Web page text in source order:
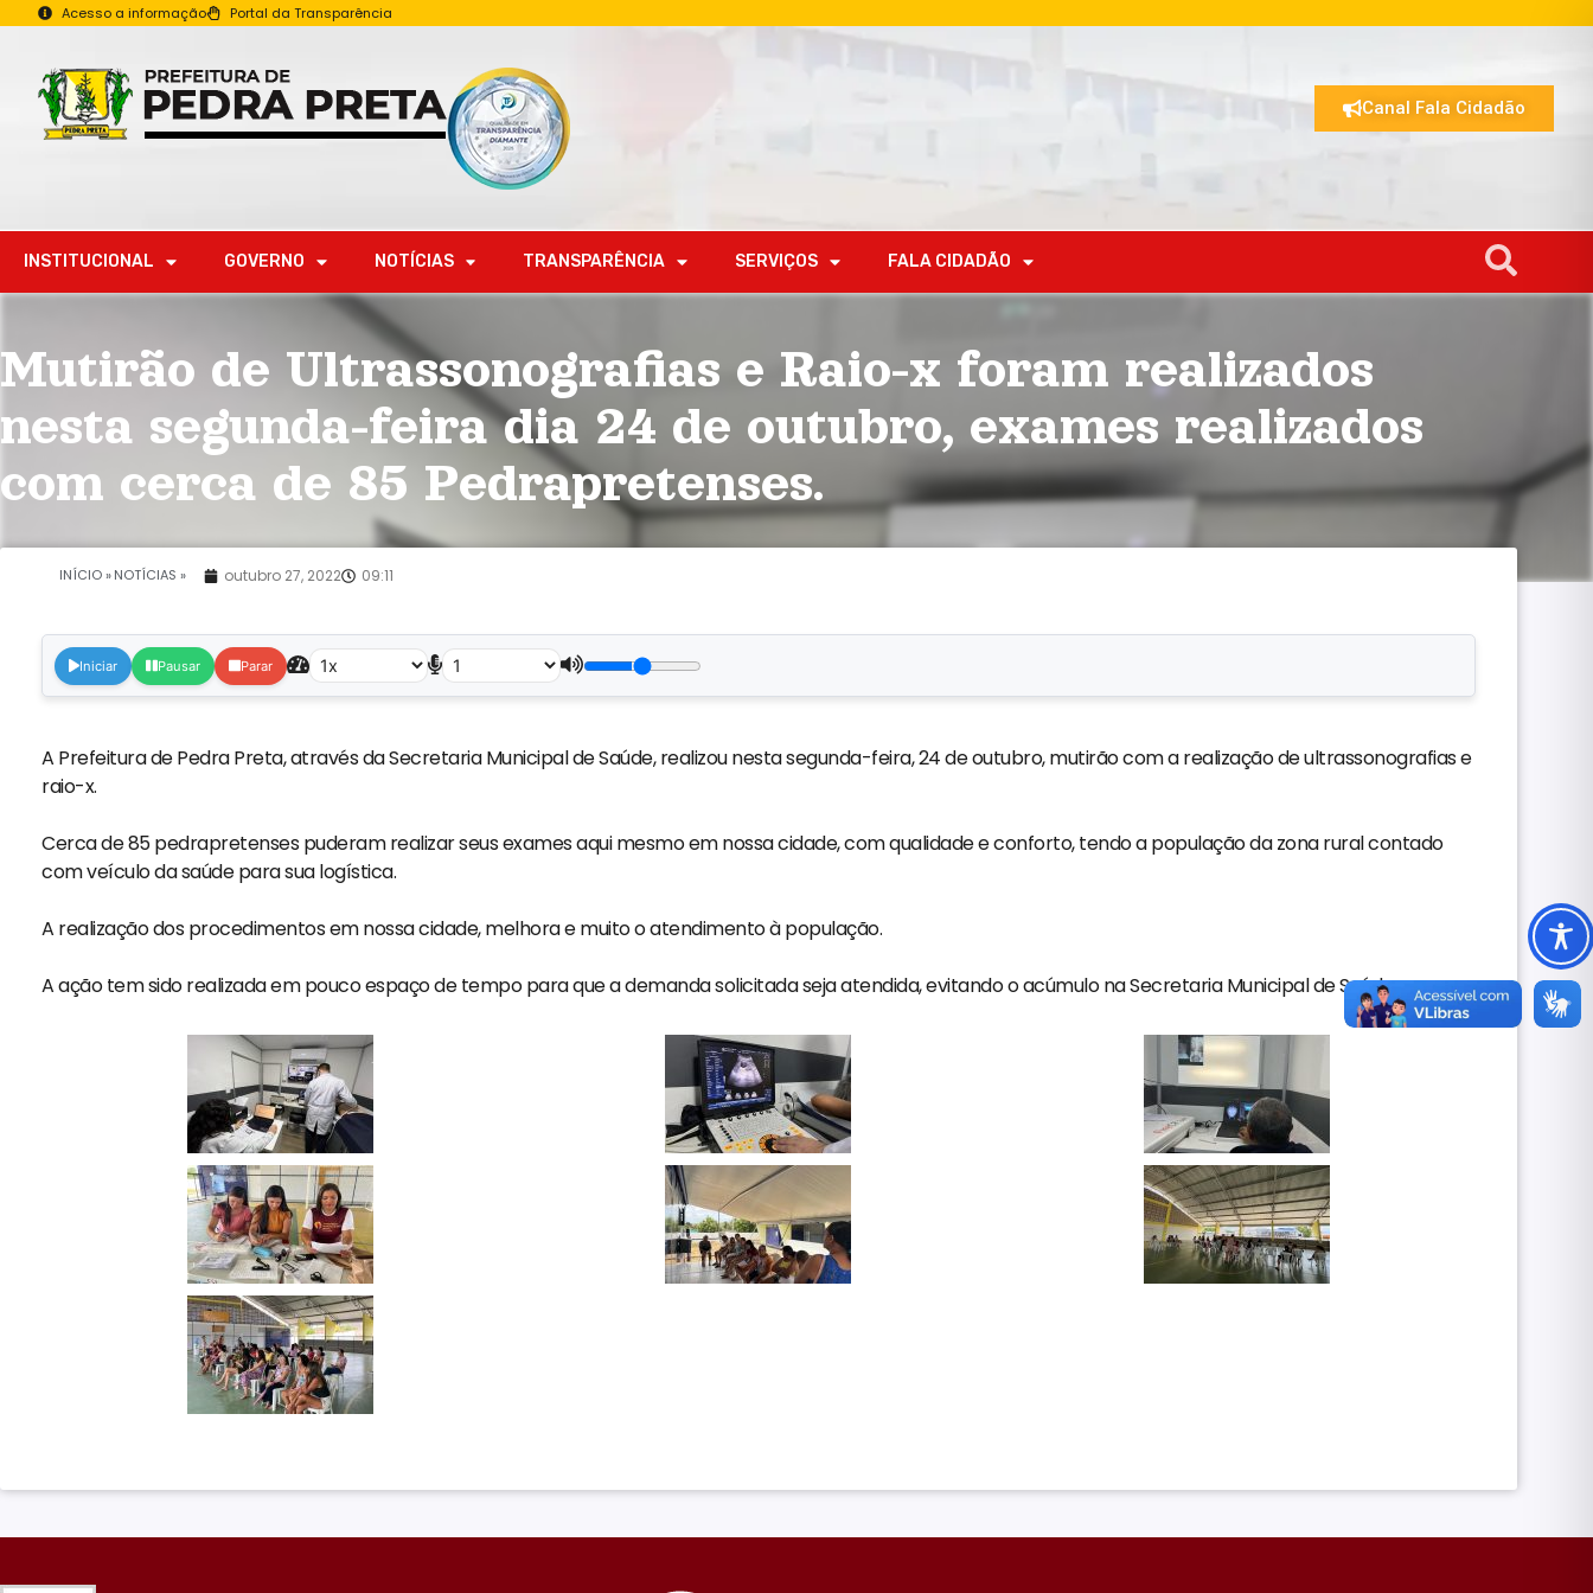
Acesso a informação Portal da Transparência
Canal Fala Cidadão
INSTITUCIONAL GOVERNO NOTÍCIAS TRANSPARÊNCIA SERVIÇOS FALA CIDADÃO
Mutirão de Ultrassonografias e Raio-x foram realizados
nesta segunda-feira dia 24 de outubro, exames realizados
com cerca de 85 Pedrapretenses.
outubro 27, 2022 09:11
INÍCIO »NOTÍCIAS »
Iniciar Pausar Parar
A Prefeitura de Pedra Preta, através da Secretaria Municipal de Saúde, realizou nesta segunda-feira, 24 de outubro, mutirão com a realização de ultrassonografias e
raio-x.
Cerca de 85 pedrapretenses puderam realizar seus exames aqui mesmo em nossa cidade, com qualidade e conforto, tendo a população da zona rural contado
com veículo da saúde para sua logística.
A realização dos procedimentos em nossa cidade, melhora e muito o atendimento à população.
A ação tem sido realizada em pouco espaço de tempo para que a demanda solicitada seja atendida, evitando o acúmulo na Secretaria Municipal de Saúde.